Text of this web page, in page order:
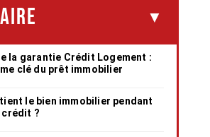
la garantie Crédit Logement :
clé du prêt immobilier
le bien immobilier pendant
crédit ?